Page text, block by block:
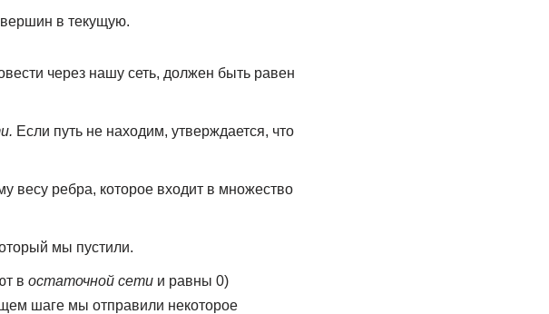
вершин в текущую.
через нашу сеть, должен быть равен
Если путь не находим, утверждается, что
весу ребра, которое входит в множество
мы пустили.
в остаточной сетии равны 0)
шаге мы отправили некоторое